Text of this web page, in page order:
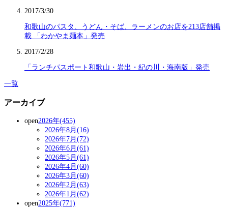
2017/3/30
和歌山のパスタ、うどん・そば、ラーメンのお店を213店舗掲
載 「わかやま麺本」発売
2017/2/28
「ランチパスポート和歌山・岩出・紀の川・海南版」発売
一覧
アーカイブ
open2026年(455)
2026年8月(16)
2026年7月(72)
2026年6月(61)
2026年5月(61)
2026年4月(60)
2026年3月(60)
2026年2月(63)
2026年1月(62)
open2025年(771)